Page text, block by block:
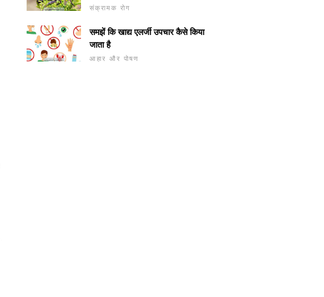
संक्रामक रोग
समझें कि खाद्य एलर्जी उपचार कैसे किया
जाता है
आहार और पोषण